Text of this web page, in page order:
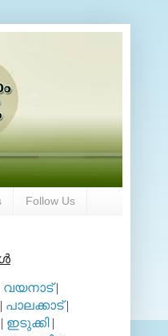
Follow Us
വയനാട്|
| പാലക്കാട്|
| ഇടുക്കി|